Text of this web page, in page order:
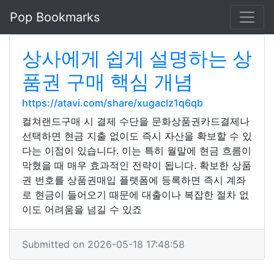
Pop Bookmarks
상사에게 쉽게 설명하는 상
품권 구매 핵심 개념
https://atavi.com/share/xugaclz1q6qb
컬쳐랜드구매 시 결제 수단을 문화상품권카드결제나
선택하면 현금 지출 없이도 즉시 자산을 확보할 수 있
다는 이점이 있습니다. 이는 특히 월말에 현금 흐름이
막혔을 때 매우 효과적인 전략이 됩니다. 확보한 상품
권 번호를 상품권매입 플랫폼에 등록하면 즉시 계좌
로 현금이 들어오기 때문에 대출이나 복잡한 절차 없
이도 어려움을 넘길 수 있죠
Submitted on 2026-05-18 17:48:58